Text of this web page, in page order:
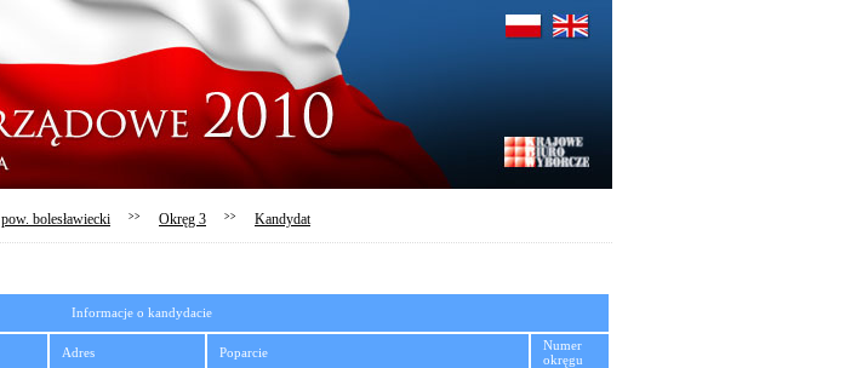
pow. bolesławiecki >> Okręg 3 >> Kandydat
Informacje o kandydacie
Adres Poparcie
Numer
okręgu